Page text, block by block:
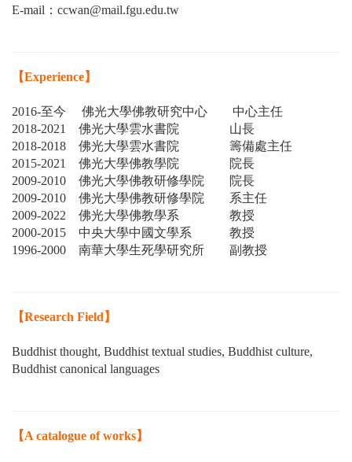
E-mail：ccwan@mail.fgu.edu.tw
【Experience】
2016-至今 佛光大學佛教研究中心 中心主任
2018-2021
佛光大學雲水書院 山長
2018-2018 佛光大學雲水書院 籌備處主任
2015-2021
佛光大學佛教學院 院長
2009-2010 佛光大學佛教研修學院 院長
2009-2010 佛光大學佛教研修學院 系主任
2009-2022 佛光大學佛教學系 教授
2000-2015 中央大學中國文學系 教授
1996-2000 南華大學生死學研究所 副教授
【Research Field】
Buddhist thought, Buddhist textual studies, Buddhist culture,
Buddhist canonical languages
【A catalogue of works】